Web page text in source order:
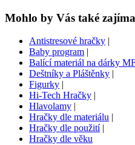
Mohlo by Vás také
Antistresové hračky |
Baby program |
Balící materiál na dárky
Deštníky a Pláštěnky |
Figurky |
Hi-Tech Hračky |
Hlavolamy |
Hračky dle materiálu |
Hračky dle použití|
Hračky dle věku